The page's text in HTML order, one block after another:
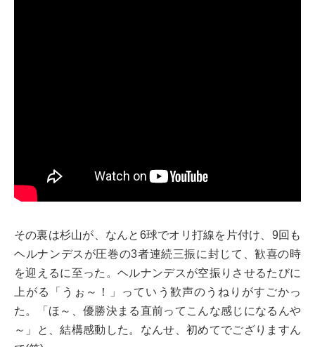
その裏は杉山が、なんと6球でオリ打線を片付け、9回も
ヘルナンデスが圧巻の3者連続三振に封じて、歓喜の時
を迎えるに至った。ヘルナンデスが空振りさせるたびに
上がる「うぉ～！」っていう歓声のうねりがすごかっ
た。「ほ～、優勝決まる直前ってこんな感じになるんや
～」と、結構感動した。なんせ、初めてでござりますん